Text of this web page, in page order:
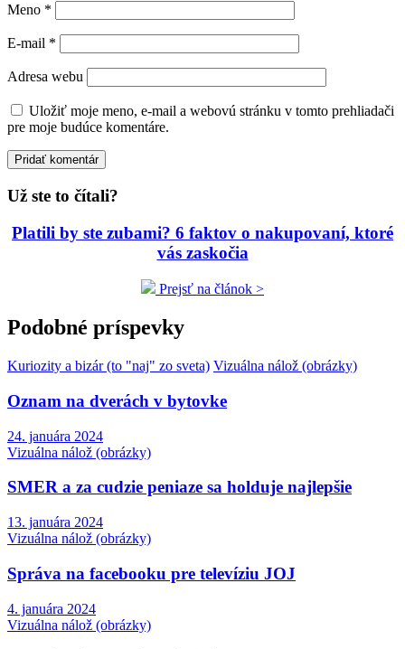
Meno *
E-mail *
Adresa webu
Uložiť moje meno, e-mail a webovú stránku v tomto prehliadači
pre moje budúce komentáre.
Už ste to čítali?
Platili by ste zubami? 6 faktov o nakupovaní, ktoré
vás zaskočia
Prejsť na článok >
Podobné príspevky
Kuriozity a bizár (to "naj" zo sveta) Vizuálna nálož (obrázky)
Oznam na dverách v bytovke
24. januára 2024
Vizuálna nálož (obrázky)
SMER a za cudzie peniaze sa holduje najlepšie
13. januára 2024
Vizuálna nálož (obrázky)
Správa na facebooku pre televíziu JOJ
4. januára 2024
Vizuálna nálož (obrázky)